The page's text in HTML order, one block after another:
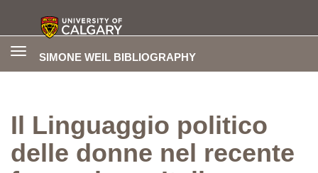
SIMONE WEIL BIBLIOGRAPHY
Toggle
Il Linguaggio politico
delle donne nel recente